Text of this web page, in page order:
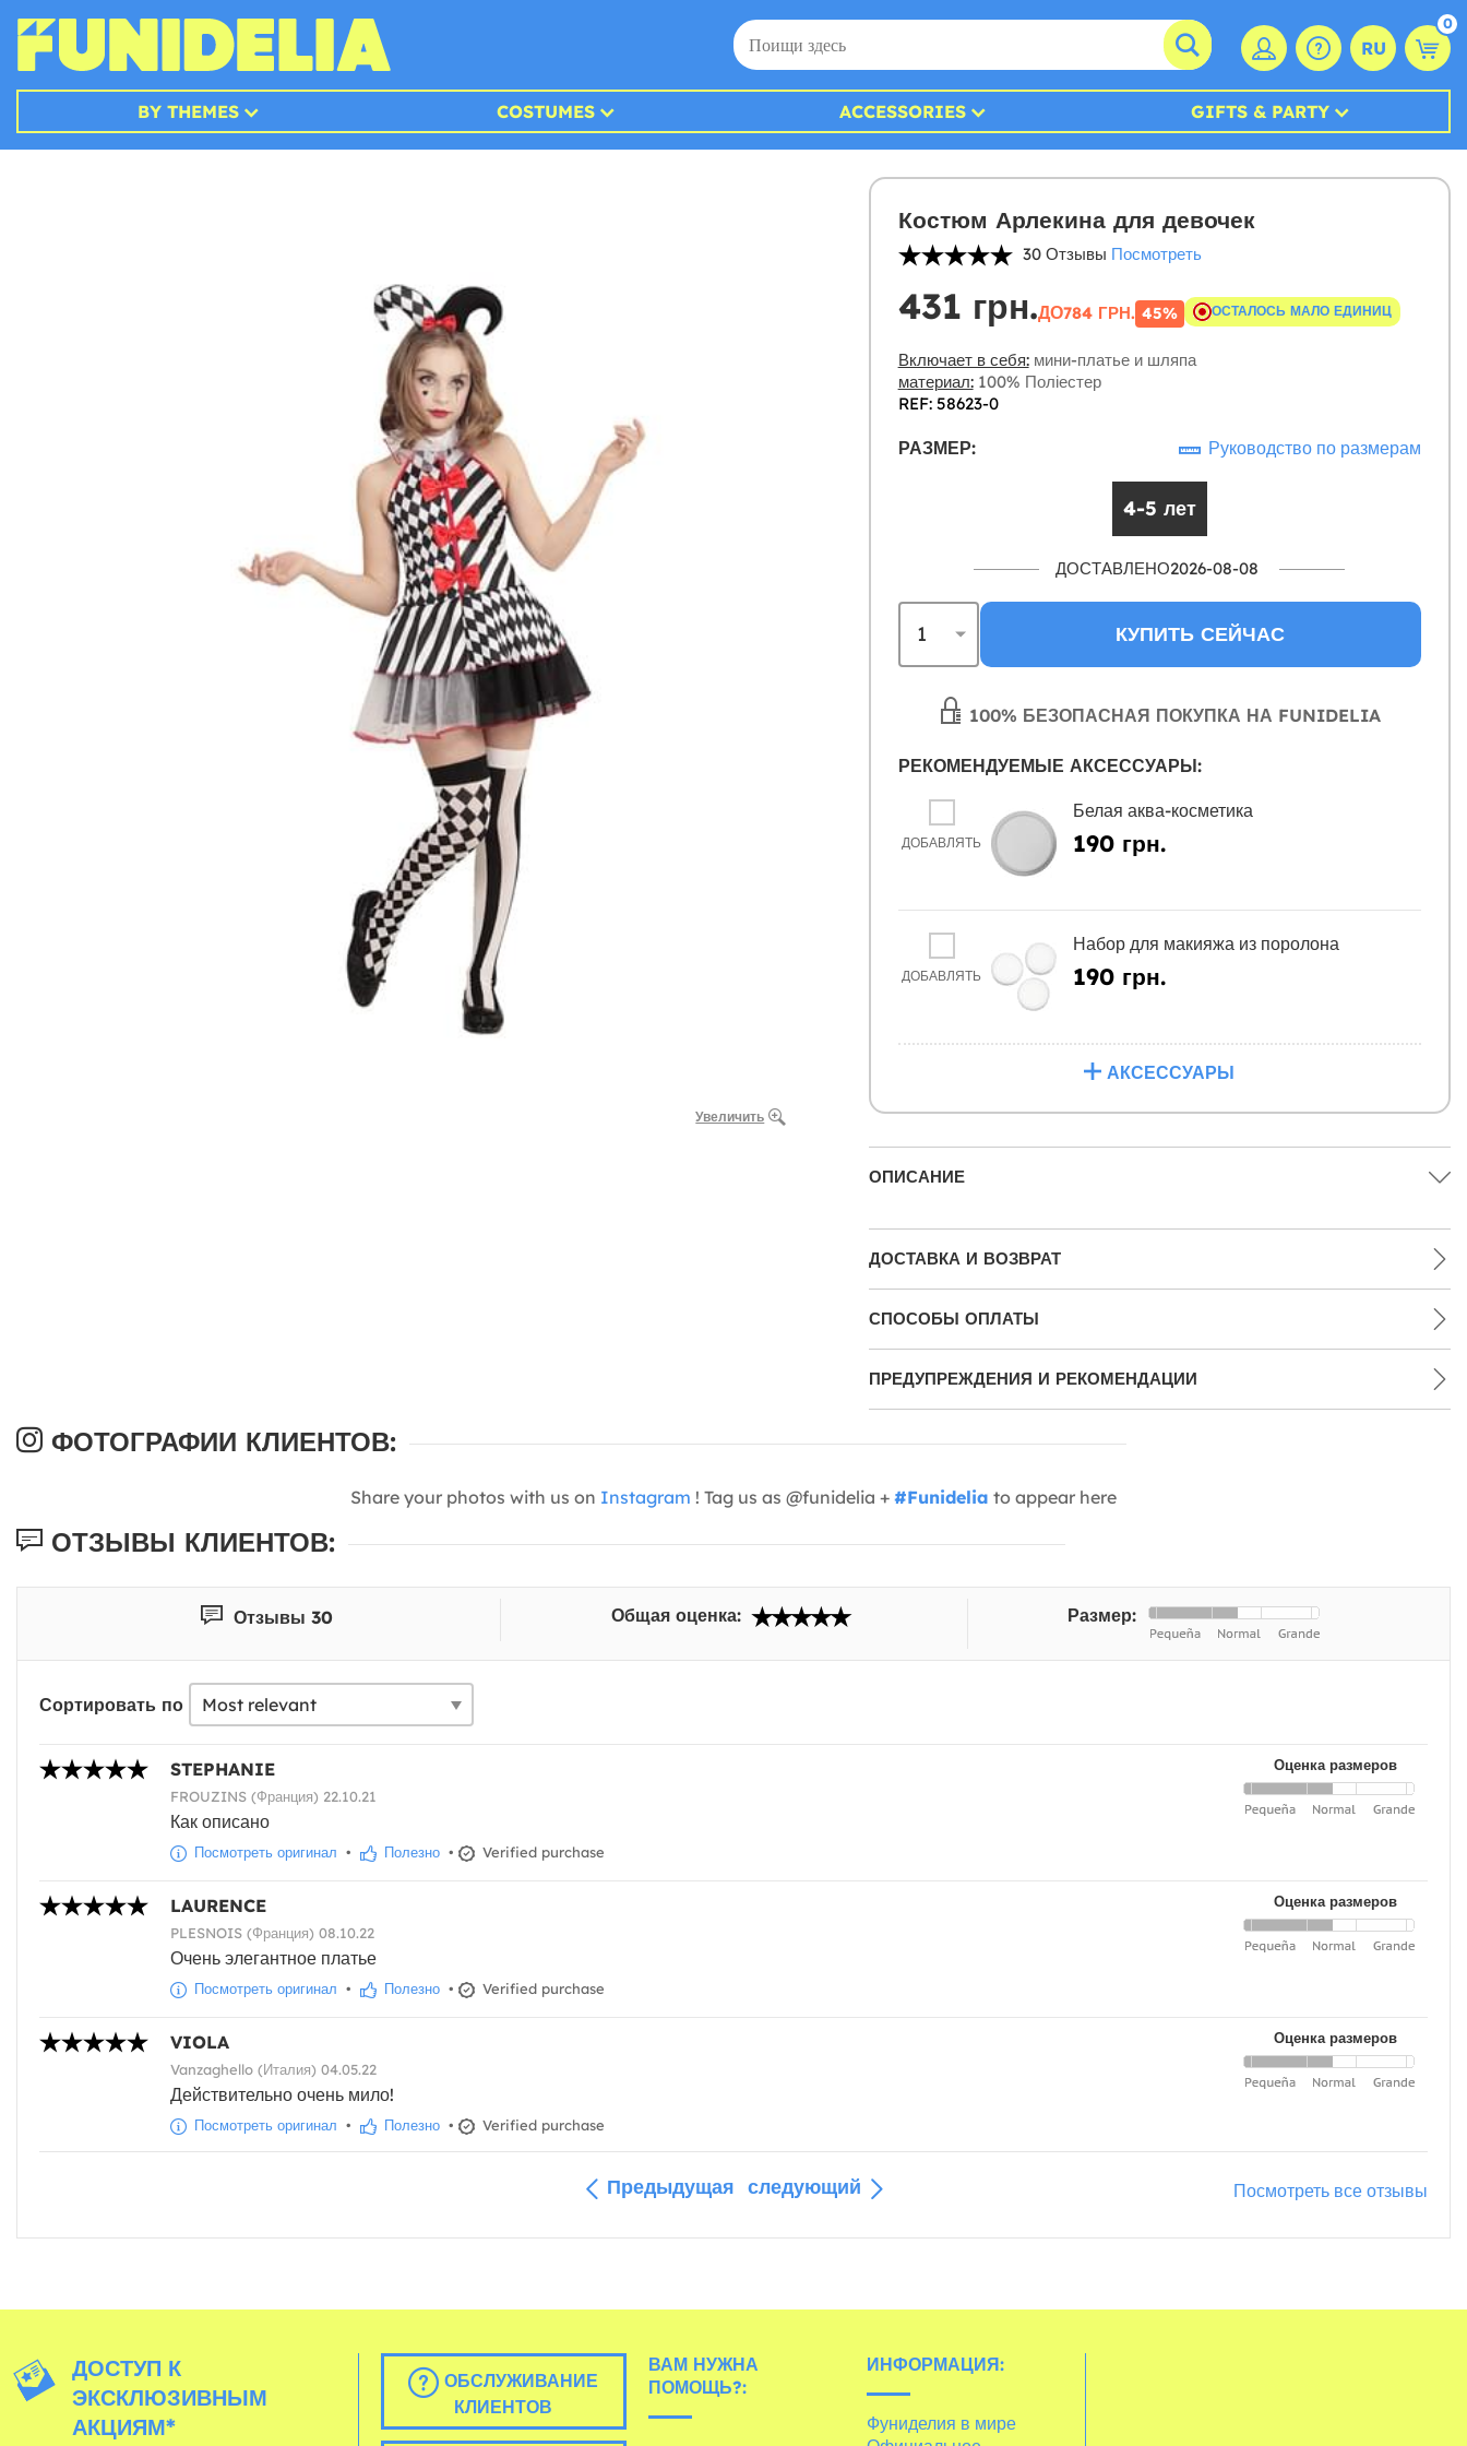
RU
0
BY THEMES COSTUMES ACCESSORIES GIFTS & PARTY
Увеличить
Костюм Арлекина для девочек
30 Отзывы Посмотреть
431 грн.ДО784 ГРН. 45% ОСТАЛОСЬ МАЛО ЕДИНИЦ
Включает в себя:мини-платье и шляпа
материал:100% Поліестер
REF: 58623-0
РАЗМЕР: Руководство по размерам
4-5 лет
ДОСТАВЛЕНО2026-08-08
КУПИТЬ СЕЙЧАС
100% БЕЗОПАСНАЯ ПОКУПКА НА FUNIDELIA
РЕКОМЕНДУЕМЫЕ АКСЕССУАРЫ:
ДОБАВЛЯТЬ
Белая аква-косметика
190 грн.
ДОБАВЛЯТЬ
Набор для макияжа из поролона
190 грн.
АКСЕССУАРЫ
ОПИСАНИЕ
ДОСТАВКА И ВОЗВРАТ
СПОСОБЫ ОПЛАТЫ
ПРЕДУПРЕЖДЕНИЯ И РЕКОМЕНДАЦИИ
ФОТОГРАФИИ КЛИЕНТОВ:
Share your photos with us on Instagram ! Tag us as @funidelia + #Funidelia to appear here
ОТЗЫВЫ КЛИЕНТОВ:
Отзывы 30 Общая оценка: Размер:
Сортировать по
Оценка размеров
STEPHANIE
FROUZINS (Франция) 22.10.21
Как описано
Посмотреть оригинал • Полезно • Verified purchase
Оценка размеров
LAURENCE
PLESNOIS (Франция) 08.10.22
Очень элегантное платье
Посмотреть оригинал • Полезно • Verified purchase
Оценка размеров
VIOLA
Vanzaghello (Италия) 04.05.22
Действительно очень мило!
Посмотреть оригинал • Полезно • Verified purchase
Предыдущая следующий Посмотреть все отзывы
ДОСТУП К
ЭКСКЛЮЗИВНЫМ
АКЦИЯМ*
ОБСЛУЖИВАНИЕ
КЛИЕНТОВ
ВАМ НУЖНА
ПОМОЩЬ?:
ИНФОРМАЦИЯ:
Фуниделия в мире